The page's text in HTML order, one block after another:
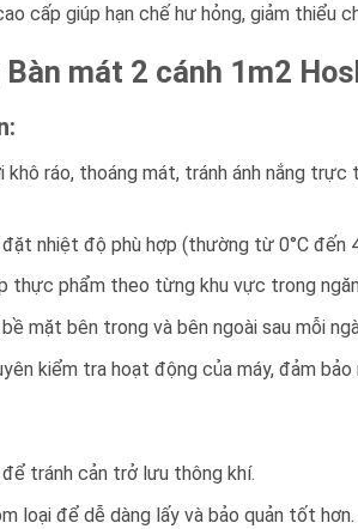
cấp giúp hạn chế hư hỏng, giảm thiểu
mát 2 cánh 1m2
ráo, thoáng mát, tránh ánh nắng
nhiệt độ phù hợp (thường từ 0°C đến
thực phẩm theo từng khu vực trong
mặt bên trong và bên ngoài sau mỗi
kiểm tra hoạt động của máy, đảm
tránh cản trở lưu thông khí.
loại để dễ dàng lấy và bảo quản tốt hơn.